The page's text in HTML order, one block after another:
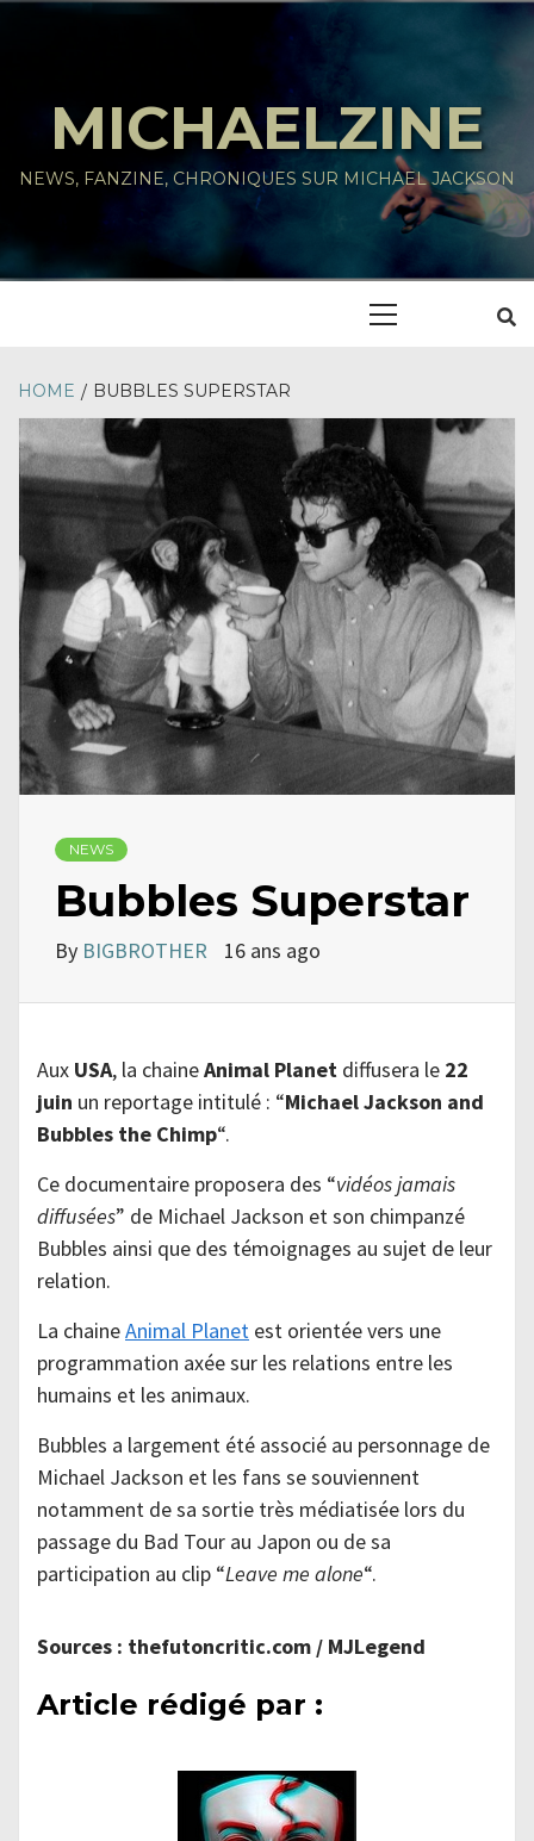
MICHAELZINE
NEWS, FANZINE, CHRONIQUES SUR MICHAEL JACKSON
HOME BUBBLES SUPERSTAR
NEWS
Bubbles Superstar
By BIGBROTHER 16 ans ago
Aux USA, la chaineAnimal Planet diffusera le 22
juin un reportage intitulé : “Michael Jackson and
Bubbles the Chimp“.
Ce documentaire proposera des “vidéos jamais
diffusées” de Michael Jackson et son chimpanzé
Bubbles ainsi que des témoignages au sujet de leur
relation.
La chaineAnimal Planet est orientée vers une
programmation axée sur les relations entre les
humains et les animaux.
Bubbles a largement été associé au personnage de
Michael Jackson et les fans se souviennent
notamment de sa sortie très médiatisée lors du
passage du Bad Tour au Japon ou de sa
participation au clip “Leave me alone“.
Sources : thefutoncritic.com / MJLegend
Article rédigé par :